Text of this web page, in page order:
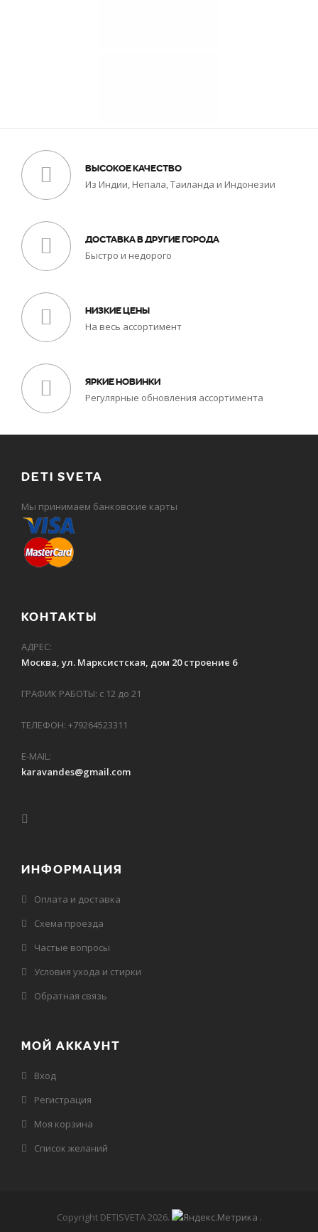
ВЫСОКОЕ КАЧЕСТВО
Из Индии, Непала, Таиланда и Индонезии
ДОСТАВКА В ДРУГИЕ ГОРОДА
Быстро и недорого
НИЗКИЕ ЦЕНЫ
На весь ассортимент
ЯРКИЕ НОВИНКИ
Регулярные обновления ассортимента
DETI SVETA
Мы принимаем банковские карты
КОНТАКТЫ
АДРЕС:
Москва, ул. Марксистская, дом 20 строение 6
ГРАФИК РАБОТЫ: с 12 до 21
ТЕЛЕФОН: +79264523311
E-MAIL:
karavandes@gmail.com
ИНФОРМАЦИЯ
Оплата и доставка
Схема проезда
Частые вопросы
Условия ухода и стирки
Обратная связь
МОЙ АККАУНТ
Вход
Регистрация
Моя корзина
Cписок желаний
Copyright DETISVETA 2026. .